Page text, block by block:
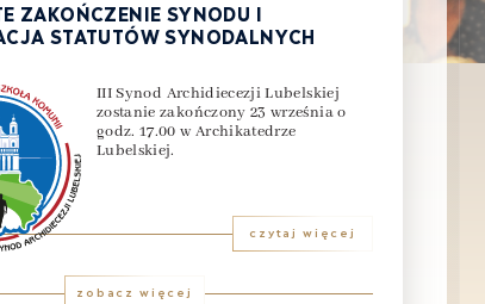
ZAKOŃCZENIE SYNODU I
STATUTÓW SYNODALNYCH
III Synod Archidiecezji Lubelskiej
zostanie zakończony 23 września o
godz. 17.00 w Archikatedrze
Lubelskiej.
czytaj więcej
zobacz więcej